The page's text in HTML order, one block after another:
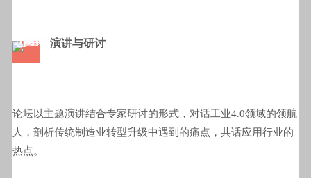
2F 演讲与研讨
论坛以主题演讲结合专家研讨的形式 ，对话工业4.0领域的领航
人，剖析传统制造业转型升级中遇到的痛点，共话应用行业的
热点。